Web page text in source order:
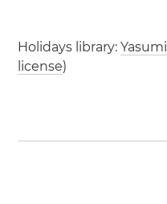
Holidays library:Yasumi
license)